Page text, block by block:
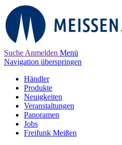
Suche Anmelden Menü
Navigation überspringen
Händler
Produkte
Neuigkeiten
Veranstaltungen
Panoramen
Jobs
Freifunk Meißen